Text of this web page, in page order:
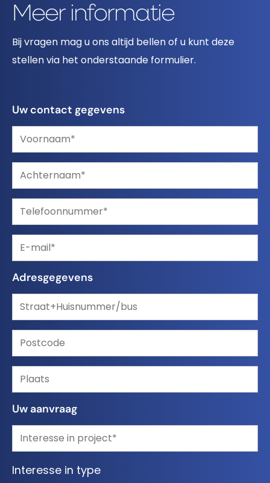
Uw contact gegevens
Adresgegevens
Uw aanvraag
Interesse in type
Meer informatie
Bij vragen mag u ons altijd bellen of u kunt deze
stellen via het onderstaande formulier.